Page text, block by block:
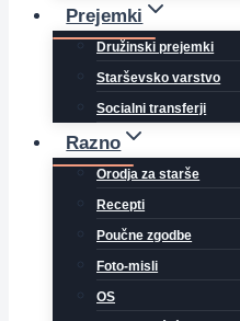
Prejemki
Družinski prejemki
Starševsko varstvo
Socialni transferji
Razno
Orodja za starše
Recepti
Poučne zgodbe
Foto-misli
OS